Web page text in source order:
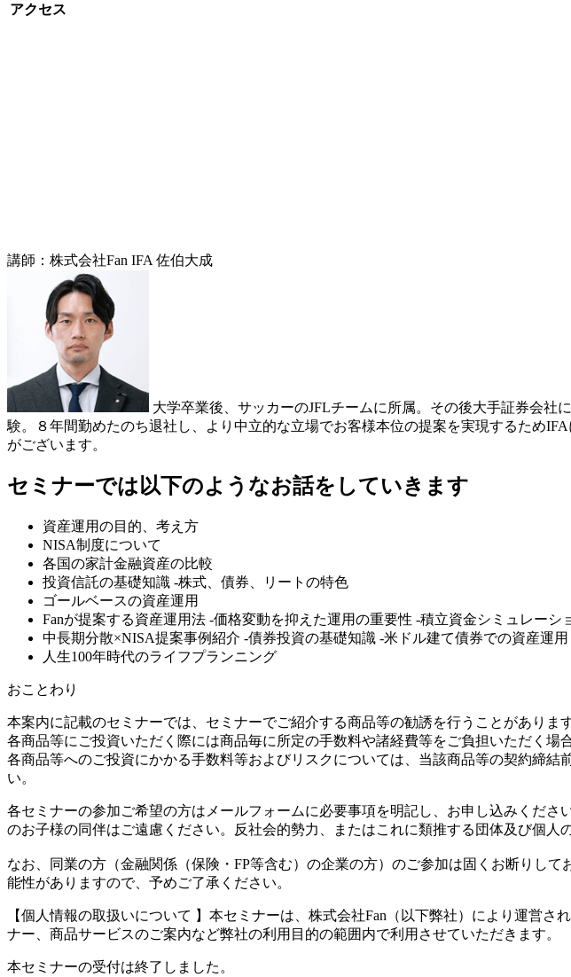
アクセス
講師：株式会社Fan IFA 佐伯大成
大学卒業後、サッカーのJFLチームに所属。その後大手証券会
験。８年間勤めたのち退社し、より中立的な立場でお客様本位の提案を実現するため
がございます。
​セミナーでは以下のようなお話をしていきます
資産運用の目的、考え方
NISA制度について
各国の家計金融資産の比較
投資信託の基礎知識 -株式、債券、リートの特色
ゴールベースの資産運用
Fanが提案する資産運用法 -価格変動を抑えた運用の重要性 -積立資金シミュレーシ
中長期分散×NISA提案事例紹介 -債券投資の基礎知識 -米ドル建て債券での資産運用
人生100年時代のライフプランニング
おことわり
本案内に記載のセミナーでは、セミナーでご紹介する商品等の勧誘を行うことがあります
各商品等にご投資いただく際には商品毎に所定の手数料や諸経費等をご負担いただく
各商品等へのご投資にかかる手数料等およびリスクについては、当該商品等の契約締
い。
各セミナーの参加ご希望の方はメールフォームに必要事項を明記し、お申し込みくだ
のお子様の同伴はご遠慮ください。反社会的勢力、またはこれに類推する団体及び個人
なお、同業の方（金融関係（保険・FP等含む）の企業の方）のご参加は固くお断りし
能性がありますので、予めご了承ください。
【個人情報の取扱いについて 】本セミナーは、株式会社Fan（以下弊社）により運営
ナー、商品サービスのご案内など弊社の利用目的の範囲内で利用させていただきます。
本セミナーの受付は終了しました。